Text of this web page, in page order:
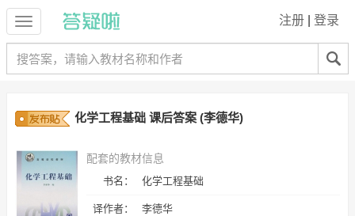
注册 登录
化学工程基础 课后答案 (李德华)
配套的教材信息
书名： 化学工程基础
译作者： 李德华